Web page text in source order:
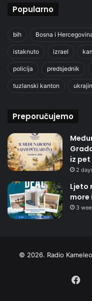
Popularno
bih Bosna i
istaknuto izrael
policija predsjednik
tuzlanski kanton
Preporučujemo
iz
2
Ljeto
more
3
© 2026. Radio